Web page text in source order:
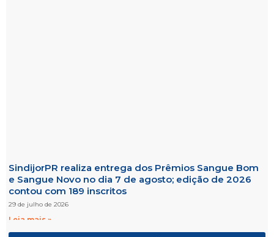
SindijorPR realiza entrega dos Prêmios Sangue Bom
e Sangue Novo no dia 7 de agosto; edição de 2026
contou com 189 inscritos
29 de julho de 2026
Leia mais »